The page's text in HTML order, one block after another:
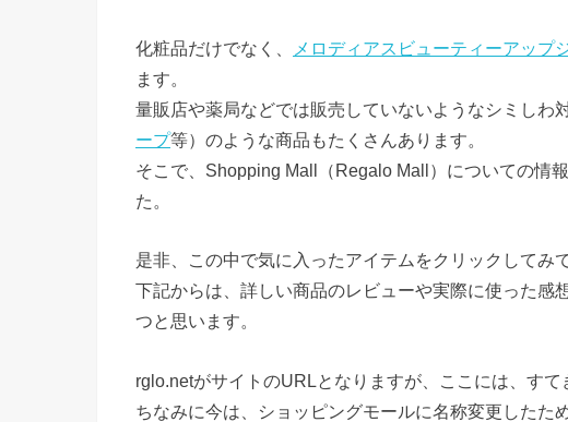
化粧品だけでなく、 メロディアスビューティーアップ
ます。
量販店や薬局などでは販売していないようなシミしわ
ープ等）のような商品もたくさんあります。
そこで、Shopping Mall（Regalo Mall）についての情
た。
是非、この中で気に入ったアイテムをクリックしてみ
下記からは、詳しい商品のレビューや実際に使った感
つと思います。
rglo.netがサイトのURLとなりますが、ここには、す
ちなみに今は、ショッピングモールに名称変更したた